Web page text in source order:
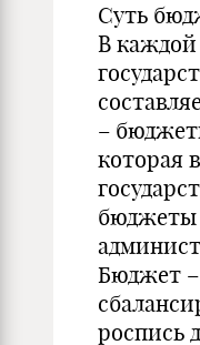
Суть
В каждой
–
которая
бюджеты
Бюджет –
роспись